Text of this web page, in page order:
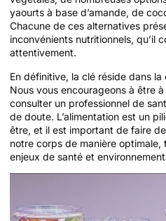
yaourts à base d’amande, de
Chacune de ces alternatives
inconvénients nutritionnels, qu’il
attentivement.
En définitive, la clé réside dans
Nous vous encourageons à être
consulter un professionnel de
de doute. L’alimentation est un
être, et il est important de faire
notre corps de manière
enjeux de santé et